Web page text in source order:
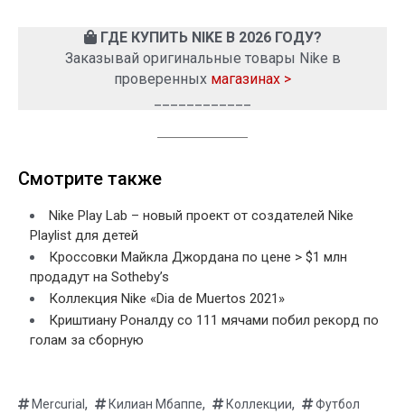
ГДЕ КУПИТЬ NIKE В 2026 ГОДУ?
Заказывай оригинальные товары Nike в
проверенных магазинах >
Смотрите также
Nike Play Lab – новый проект от создателей Nike
Playlist для детей
Кроссовки Майкла Джордана по цене > $1 млн
продадут на Sotheby’s
Коллекция Nike «Dia de Muertos 2021»
Криштиану Роналду со 111 мячами побил рекорд по
голам за сборную
Mercurial , Килиан Мбаппе, Коллекции, Футбол